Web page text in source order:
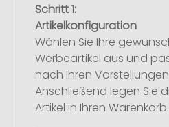
Schritt 1:
Artikelkonfiguration
Wählen Sie Ihre
Werbeartikel aus und
nach Ihren
Anschließend legen Sie
Artikel in Ihren Warenkorb.